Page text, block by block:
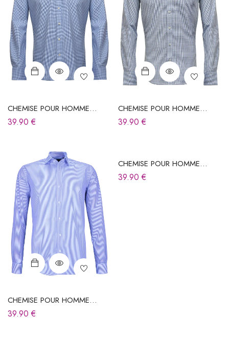
CHEMISE POUR HOMME
BLEUE
39.90€
CHEMISE POUR HOMME
BLEUE À CARREAUX
39.90€
CHEMISE POUR HOMME
BLEUE À RAYURES
39.90€
CHEMISE POUR HOMME
BLEUE À RAYURES
39.90€